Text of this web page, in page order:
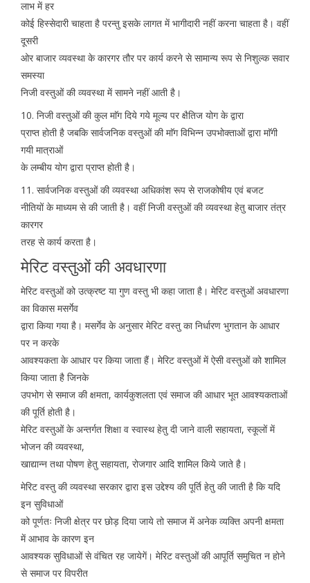
लाभ में हर
कोई हिस्सेदारी चाहता है परन्तु इसके लागत में भागीदारी नहीं करना चाहता है। वहीं
दूसरी
ओर बाजार व्यवस्था के कारगर तौर पर कार्य करने से सामान्य रूप से निशुल्क सवार
समस्या
निजी वस्तुओं की व्यवस्था में सामने नहीं आती है।
10. निजी वस्तुओं की कुल माॅग दिये गये मूल्य पर क्षैतिज योग के द्वारा
प्राप्त होती है जबकि सार्वजनिक वस्तुओं की माॅग विभिन्न उपभोक्ताओं द्वारा माॅगी
गयी मात्राओं
के लम्बीय योग द्वारा प्राप्त होती है।
11. सार्वजनिक वस्तुओं की व्यवस्था अधिकांश रूप से राजकोषीय एवं बजट
नीतियों के माध्यम से की जाती है। वहीं निजी वस्तुओं की व्यवस्था हेतु बाजार तंत्र
कारगर
तरह से कार्य करता है।
मेरिट वस्तुओं की अवधारणा
मेरिट वस्तुओं को उत्क्रष्ट या गुण वस्तु भी कहा जाता है। मेरिट वस्तुओं अवधारणा
का विकास मसर्गेव
द्वारा किया गया है। मसर्गेव के अनुसार मेरिट वस्तु का निर्धारण भुगतान के आधार
पर न करके
आवश्यकता के आधार पर किया जाता हैं। मेरिट वस्तुओं में ऐसी वस्तुओं को शामिल
किया जाता है जिनके
उपभोग से समाज की क्षमता, कार्यकुशलता एवं समाज की आधार भूत आवश्यकताओं
की पूर्ति होती है।
मेरिट वस्तुओं के अन्तर्गत शिक्षा व स्वास्थ हेतु दी जाने वाली सहायता, स्कूलों में
भोजन की व्यवस्था,
खाद्यान्न तथा पोषण हेतु सहायता, रोजगार आदि शामिल किये जाते है।
मेरिट वस्तु की व्यवस्था सरकार द्वारा इस उद्देश्य की पूर्ति हेतु की जाती है कि यदि
इन सुविधाओं
को पूर्णतः निजी क्षेत्र पर छोड़ दिया जाये तो समाज में अनेक व्यक्ति अपनी क्षमता
में आभाव के कारण इन
आवश्यक सुविधाओं से वंचित रह जायेगें। मेरिट वस्तुओं की आपूर्ति समुचित न होने
से समाज पर विपरीत